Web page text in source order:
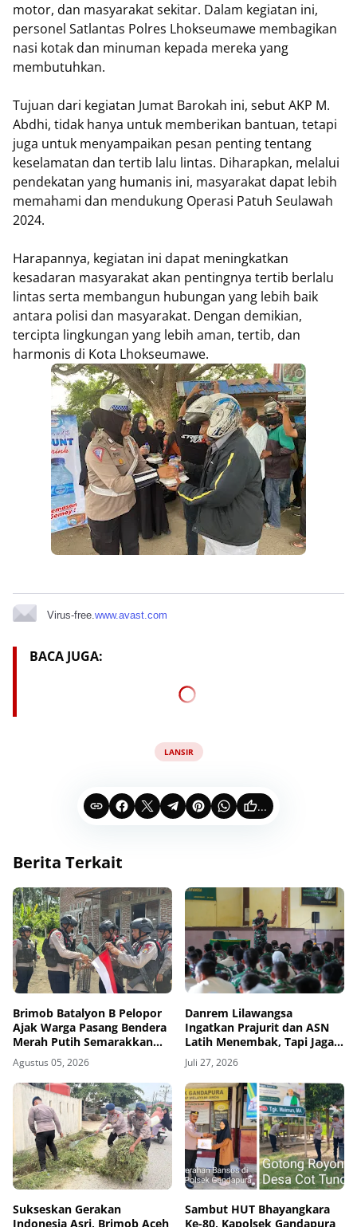
motor, dan masyarakat sekitar. Dalam kegiatan ini,
personel Satlantas Polres Lhokseumawe membagikan
nasi kotak dan minuman kepada mereka yang
membutuhkan.
Tujuan dari kegiatan Jumat Barokah ini, sebut AKP M.
Abdhi, tidak hanya untuk memberikan bantuan, tetapi
juga untuk menyampaikan pesan penting tentang
keselamatan dan tertib lalu lintas. Diharapkan, melalui
pendekatan yang humanis ini, masyarakat dapat lebih
memahami dan mendukung Operasi Patuh Seulawah
2024.
Harapannya, kegiatan ini dapat meningkatkan
kesadaran masyarakat akan pentingnya tertib berlalu
lintas serta membangun hubungan yang lebih baik
antara polisi dan masyarakat. Dengan demikian,
tercipta lingkungan yang lebih aman, tertib, dan
harmonis di Kota Lhokseumawe.
Virus-free.www.avast.com
BACA JUGA:
LANSIR
...
Berita Terkait
Brimob Batalyon B Pelopor
Ajak Warga Pasang Bendera
Merah Putih Semarakkan
HUT Kemerdekaan RI Ke-81
Agustus 05, 2026
Danrem Lilawangsa
Ingatkan Prajurit dan ASN
Latih Menembak, Tapi Jaga
Kesehatan dan Hindari
Pelanggaran
Juli 27, 2026
Sukseskan Gerakan
Indonesia Asri, Brimob Aceh
Sambut HUT Bhayangkara
Ke-80, Kapolsek Gandapura